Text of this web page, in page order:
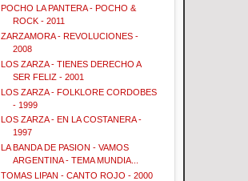
POCHO LA PANTERA - POCHO &
ROCK - 2011
ZARZAMORA - REVOLUCIONES -
2008
LOS ZARZA - TIENES DERECHO A
SER FELIZ - 2001
LOS ZARZA - FOLKLORE CORDOBES
- 1999
LOS ZARZA - EN LA COSTANERA -
1997
LA BANDA DE PASION - VAMOS
ARGENTINA - TEMA MUNDIA...
TOMAS LIPAN - CANTO ROJO - 2000